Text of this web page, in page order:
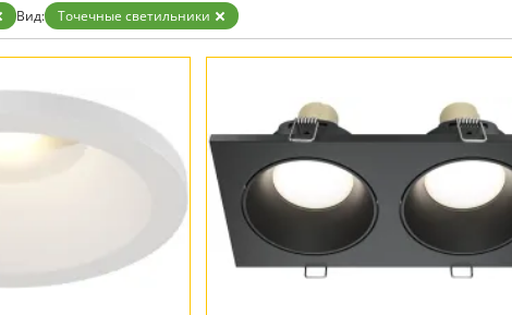
Золото
Прозрачные
Хром
Вид: Точечные светильники